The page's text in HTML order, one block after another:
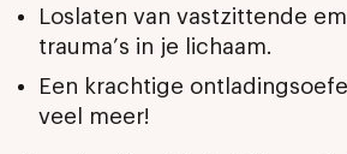
Loslaten van vastzittende
trauma’s in je lichaam.
Een krachtige
veel meer!